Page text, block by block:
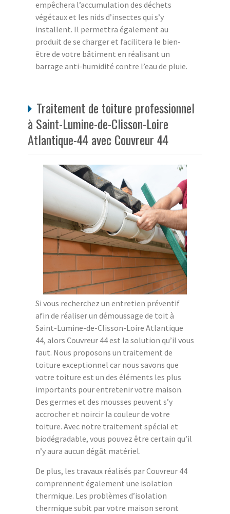
empêchera l’accumulation des déchets
végétaux et les nids d’insectes qui s’y
installent. Il permettra également au
produit de se charger et facilitera le bien-
être de votre bâtiment en réalisant un
barrage anti-humidité contre l’eau de pluie.
Traitement de toiture professionnel
à Saint-Lumine-de-Clisson-Loire
Atlantique-44 avec Couvreur 44
Si vous recherchez un entretien préventif
afin de réaliser un démoussage de toit à
Saint-Lumine-de-Clisson-Loire Atlantique
44, alors Couvreur 44 est la solution qu’il vous
faut. Nous proposons un traitement de
toiture exceptionnel car nous savons que
votre toiture est un des éléments les plus
importants pour entretenir votre maison.
Des germes et des mousses peuvent s’y
accrocher et noircir la couleur de votre
toiture. Avec notre traitement spécial et
biodégradable, vous pouvez être certain qu’il
n’y aura aucun dégât matériel.
De plus, les travaux réalisés par Couvreur 44
comprennent également une isolation
thermique. Les problèmes d’isolation
thermique subit par votre maison seront